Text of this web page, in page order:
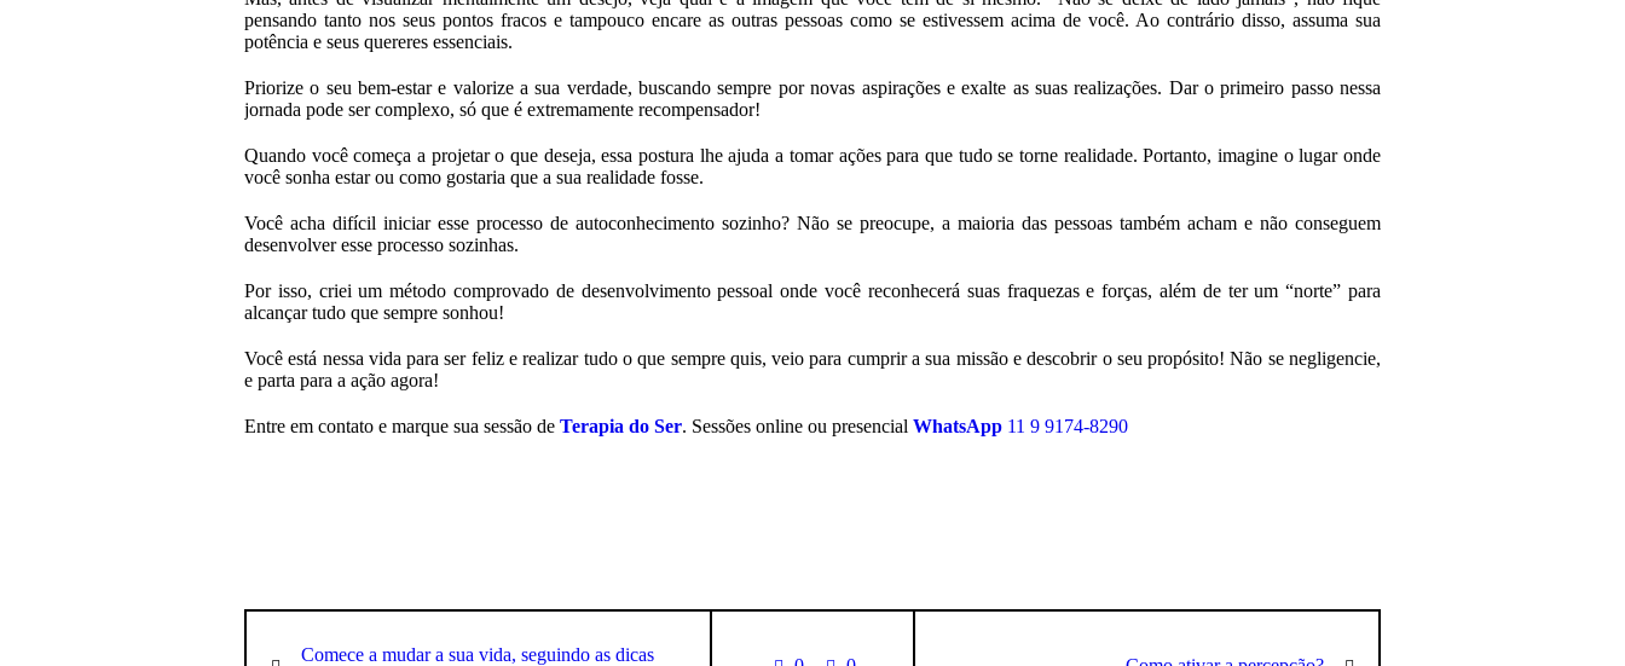
pensando tanto nos seus pontos fracos e tampouco encare as outras pessoas como se estivessem acima de você. Ao contrário disso, assuma sua
potência e seus quereres essenciais.
Priorize o seu bem-estar e valorize a sua verdade, buscando sempre por novas aspirações e exalte as suas realizações. Dar o primeiro passo nessa
jornada pode ser complexo, só que é extremamente recompensador!
Quando você começa a projetar o que deseja, essa postura lhe ajuda a tomar ações para que tudo se torne realidade. Portanto, imagine o lugar onde
você sonha estar ou como gostaria que a sua realidade fosse.
Você acha difícil iniciar esse processo de autoconhecimento sozinho? Não se preocupe, a maioria das pessoas também acham e não conseguem
desenvolver esse processo sozinhas.
Por isso, criei um método comprovado de desenvolvimento pessoal onde você reconhecerá suas fraquezas e forças, além de ter um “norte” para
alcançar tudo que sempre sonhou!
Você está nessa vida para ser feliz e realizar tudo o que sempre quis, veio para cumprir a sua missão e descobrir o seu propósito! Não se negligencie,
e parta para a ação agora!
Entre em contato e marque sua sessão de Terapia do Ser. Sessões online ou presencial WhatsApp 11 9 9174-8290
Comece a mudar a sua vida, seguindo as dicas